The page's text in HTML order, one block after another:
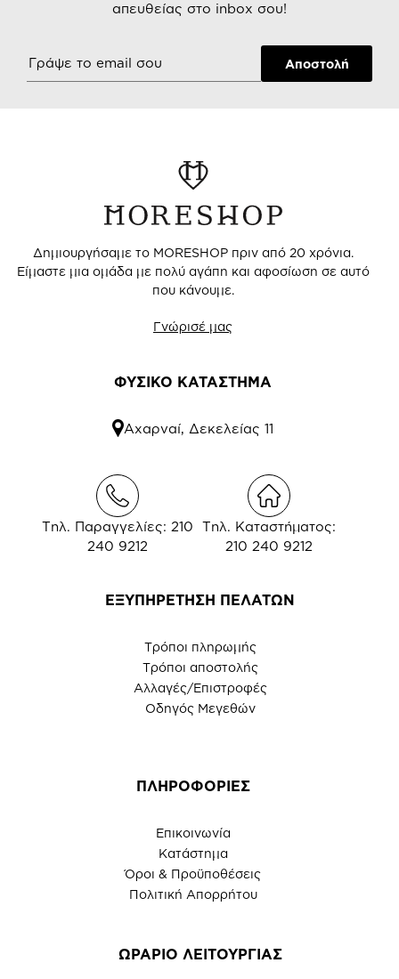
απευθείας στο inbox σου!
Δημιουργήσαμε το MORESHOP πριν από 20 χρόνια.
Είμαστε μια ομάδα με πολύ αγάπη και αφοσίωση σε αυτό
που κάνουμε.
Γνώρισέ μας
ΦΥΣΙΚΟ ΚΑΤΑΣΤΗΜΑ
Αχαρναί, Δεκελείας 11
Τηλ. Παραγγελίες: 210
240 9212
Τηλ. Καταστήματος:
210 240 9212
ΕΞΥΠΗΡΕΤΗΣΗ ΠΕΛΑΤΩΝ
Τρόποι πληρωμής
Τρόποι αποστολής
Αλλαγές/Επιστροφές
Οδηγός Μεγεθών
ΠΛΗΡΟΦΟΡΙΕΣ
Επικοινωνία
Κατάστημα
Όροι & Προϋποθέσεις
Πολιτική Απορρήτου
ΩΡΑΡΙΟ ΛΕΙΤΟΥΡΓΙΑΣ